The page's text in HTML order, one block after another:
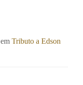
emTributo a Edson